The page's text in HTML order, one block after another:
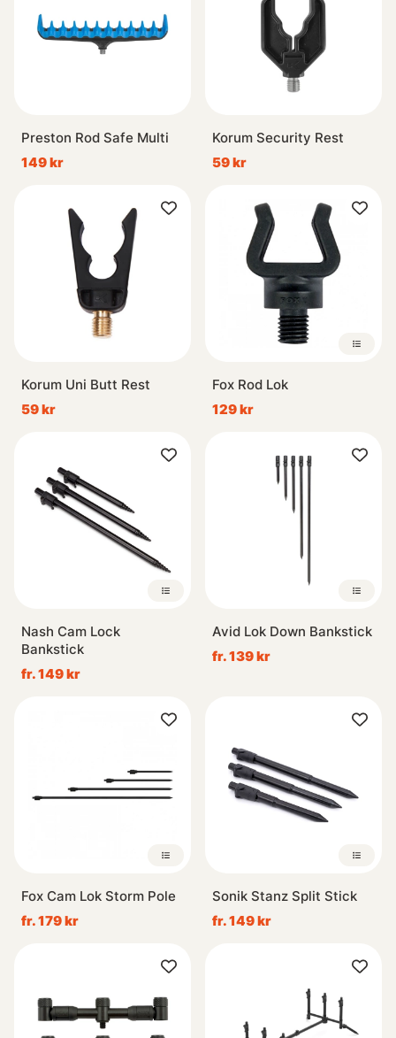
Preston Rod Safe Multi
149 kr
Korum Security Rest
59 kr
Korum Uni Butt Rest
59 kr
Fox Rod Lok
129 kr
Nash Cam Lock
Bankstick
fr. 149 kr
Avid Lok Down Bankstick
fr. 139 kr
Fox Cam Lok Storm Pole
fr. 179 kr
Sonik Stanz Split Stick
fr. 149 kr